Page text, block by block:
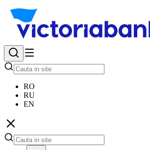
RO
RU
EN